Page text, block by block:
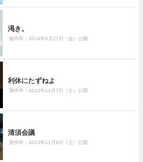
渇き。
製作年：2014年6月27日（金）公開
利休にたずねよ
製作年：2013年12月7日（土）公開
清須会議
製作年：2013年11月9日（土）公開